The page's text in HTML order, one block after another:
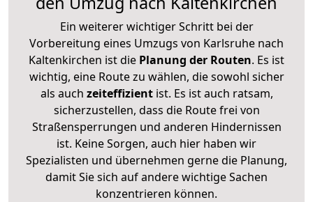
Ein weiterer wichtiger Schritt bei der
Vorbereitung eines Umzugs von Karlsruhe nach
Kaltenkirchen ist die Planung der Routen. Es ist
wichtig, eine Route zu wählen, die sowohl sicher
als auch zeiteffizientist. Es ist auch ratsam,
sicherzustellen, dass die Route frei von
Straßensperrungen und anderen Hindernissen
ist. Keine Sorgen, auch hier haben wir
Spezialisten und übernehmen gerne die Planung,
damit Sie sich auf andere wichtige Sachen
konzentrieren können.